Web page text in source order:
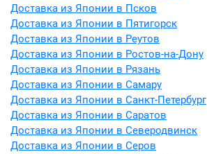
Доставка из Японии в Псков
Доставка из Японии в Пятигорск
Доставка из Японии в Реутов
Доставка из Японии в Ростов-на-Дону
Доставка из Японии в Рязань
Доставка из Японии в Самару
Доставка из Японии в Санкт-Петербург
Доставка из Японии в Саратов
Доставка из Японии в Северодвинск
Доставка из Японии в Серов